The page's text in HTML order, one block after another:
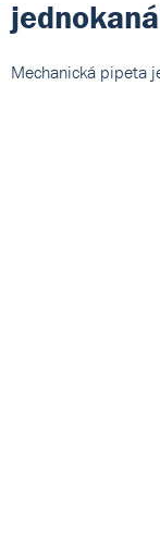
Mechanická pipeta